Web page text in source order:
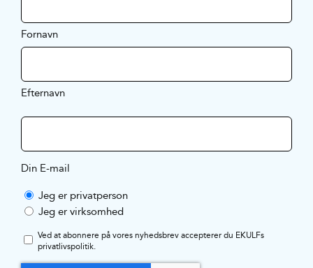
Fornavn
Efternavn
Din E-mail
Jeg er privatperson
Jeg er virksomhed
Ved at abonnere på vores nyhedsbrev accepterer du EKULFs
privatlivspolitik.